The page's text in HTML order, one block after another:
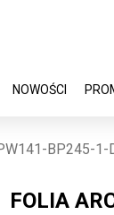
NOWOŚCI
BP245-1-
FOLIA